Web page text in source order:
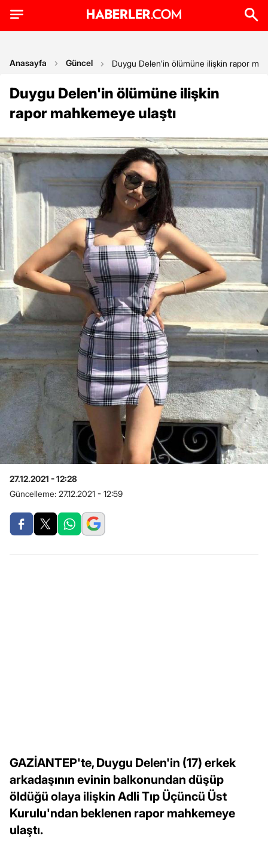
Anasayfa Güncel Duygu Delen'in ölümüne ilişkin rapor
Duygu Delen'in ölümüne ilişkin
rapor mahkemeye ulaştı
27.12.2021 - 12:28
Güncelleme: 27.12.2021 - 12:59
GAZİANTEP'te, Duygu Delen'in (17) erkek
arkadaşının evinin balkonundan düşüp
öldüğü olaya ilişkin Adli Tıp Üçüncü Üst
Kurulu'ndan beklenen rapor mahkemeye
ulaştı.